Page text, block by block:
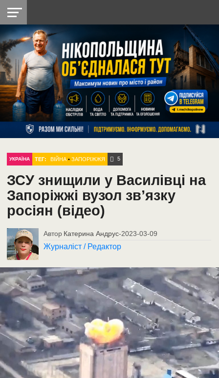
НІКОПОЛЬ
РАЙОН
СІЧЕСЛАВСЬКА
УКРАЇНА
РЕТРО
НІКОПОЛЬ
ЛАЙТ
УКРАЇНА
ДОПОМОГА
РАДІО
УКРАЇНА ТЕГ: ВІЙНА •ЗАПОРІЖЖЯ 5
ЗСУ знищили у Василівці на
Запоріжжі вузол зв’язку
росіян (відео)
Автор Катерина Андрус-2023-03-09
Журналіст / Редактор